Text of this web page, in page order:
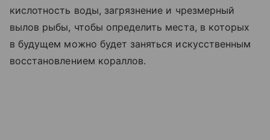
кислотность воды, загрязнение и чрезмерный
вылов рыбы, чтобы определить места, в которых
в будущем можно будет заняться искусственным
восстановлением кораллов.